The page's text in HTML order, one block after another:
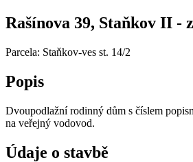
Rašínova 39, Staňkov II -
Parcela: Staňkov-ves st. 14/2
Popis
Dvoupodlažní rodinný dům s číslem
na veřejný vodovod.
Údaje o stavbě